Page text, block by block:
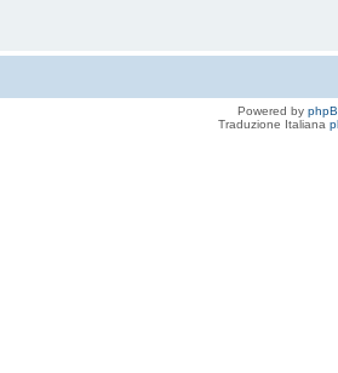
Powered by
Traduzione Italiana